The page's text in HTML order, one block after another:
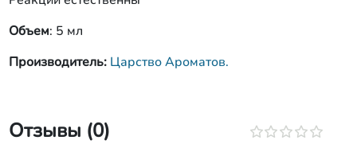
Объем: 5 мл
Производитель: Царство Ароматов.
Отзывы (0)